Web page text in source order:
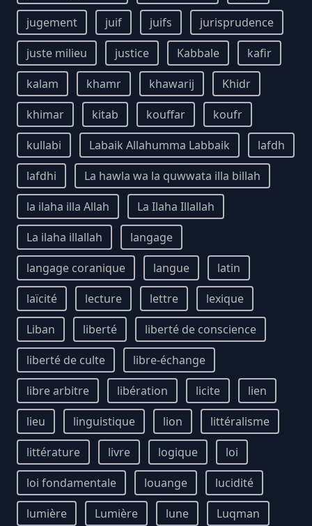
jugement
juif juifs
jurisprudence
juste milieu
justice Kabbale
kafir
kalam
khamr khawarij
Khidr
khimar
kitab kouffar
koufr
kullabi
Labaik Allahumma Labbaik
lafdh
lafdhi
La hawla wa la quwwata illa billah
la ilaha illa Allah
La Ilaha Illallah
La ilaha illallah
langage
langage coranique
langue
latin
laïcité
lecture lettre
lexique
Liban
liberté
liberté de conscience
liberté de culte
libre-échange
libre arbitre
libération licite
lien
lieu
linguistique lion
littéralisme
littérature
livre logique
loi
loi fondamentale
louange
lucidité
lumière
Lumière lune
Luqman